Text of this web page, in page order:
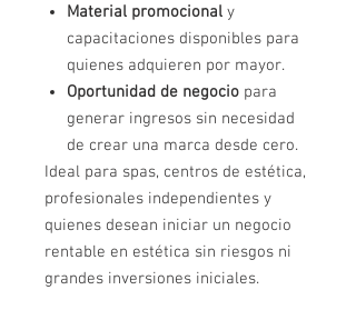
Material promocional y
capacitaciones disponibles para
quienes adquieren por mayor.
Oportunidad de negocio para
generar ingresos sin necesidad
de crear una marca desde cero.
Ideal para spas, centros de estética,
profesionales independientes y
quienes desean iniciar un negocio
rentable en estética sin riesgos ni
grandes inversiones iniciales.